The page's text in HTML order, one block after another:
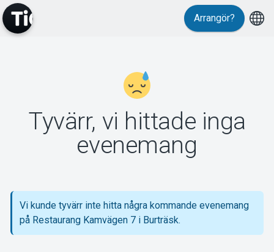
Support
Om Tickster
Arrangör?
Tyvärr, vi hittade inga
evenemang
Vi kunde tyvärr inte hitta några kommande evenemang
på Restaurang Kamvägen 7 i Burträsk.